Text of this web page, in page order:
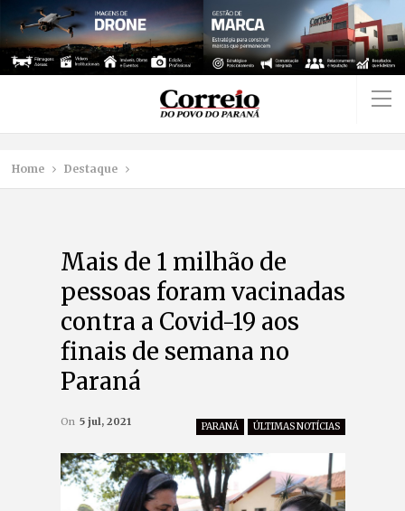
Home Destaque
Mais de 1 milhão de
pessoas foram vacinadas
contra a Covid-19 aos
finais de semana no
Paraná
PARANÁ ÚLTIMAS NOTÍCIAS
On 5 jul, 2021